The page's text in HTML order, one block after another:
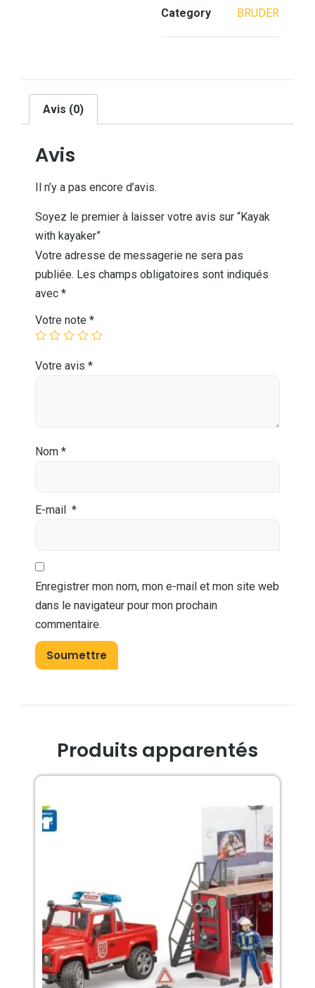
Category BRUDER
Avis (0)
Avis
Il n’y a pas encore d’avis.
Soyez le premier à laisser votre avis sur “Kayak
with kayaker”
Votre adresse de messagerie ne sera pas
publiée. Les champs obligatoires sont indiqués
avec *
Votre note *
Votre avis *
Nom *
E-mail *
Enregistrer mon nom, mon e-mail et mon site web
dans le navigateur pour mon prochain
commentaire.
Produits apparentés